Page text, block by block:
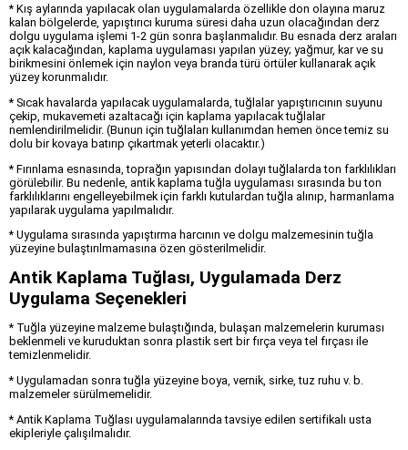
* Kış aylarında yapılacak olan uygulamalarda özellikle don olayına maruz
kalan bölgelerde, yapıştırıcı kuruma süresi daha uzun olacağından derz
dolgu uygulama işlemi 1-2 gün sonra başlanmalıdır. Bu esnada derz araları
açık kalacağından, kaplama uygulaması yapılan yüzey; yağmur, kar ve su
birikmesini önlemek için naylon veya branda türü örtüler kullanarak açık
yüzey korunmalıdır.
* Sıcak havalarda yapılacak uygulamalarda, tuğlalar yapıştırıcının suyunu
çekip, mukavemeti azaltacağı için kaplama yapılacak tuğlalar
nemlendirilmelidir. (Bunun için tuğlaları kullanımdan hemen önce temiz su
dolu bir kovaya batırıp çıkartmak yeterli olacaktır.)
* Fırınlama esnasında, toprağın yapısından dolayı tuğlalarda ton farklılıkları
görülebilir. Bu nedenle, antik kaplama tuğla uygulaması sırasında bu ton
farklılıklarını engelleyebilmek için farklı kutulardan tuğla alınıp, harmanlama
yapılarak uygulama yapılmalıdır.
* Uygulama sırasında yapıştırma harcının ve dolgu malzemesinin tuğla
yüzeyine bulaştırılmamasına özen gösterilmelidir.
Antik Kaplama Tuğlası, Uygulamada Derz
Uygulama Seçenekleri
* Tuğla yüzeyine malzeme bulaştığında, bulaşan malzemelerin kuruması
beklenmeli ve kuruduktan sonra plastik sert bir fırça veya tel fırçası ile
temizlenmelidir.
* Uygulamadan sonra tuğla yüzeyine boya, vernik, sirke, tuz ruhu v. b.
malzemeler sürülmemelidir.
* Antik Kaplama Tuğlası uygulamalarında tavsiye edilen sertifikalı usta
ekipleriyle çalışılmalıdır.